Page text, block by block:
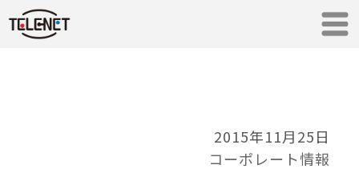
2015年11月25日
コーポレート情報